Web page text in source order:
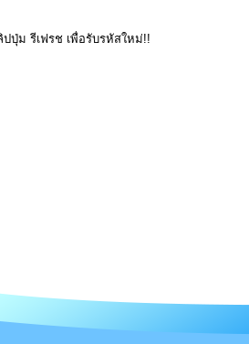
ม รีเฟรช เพื่อรับรหัสใหม่!!